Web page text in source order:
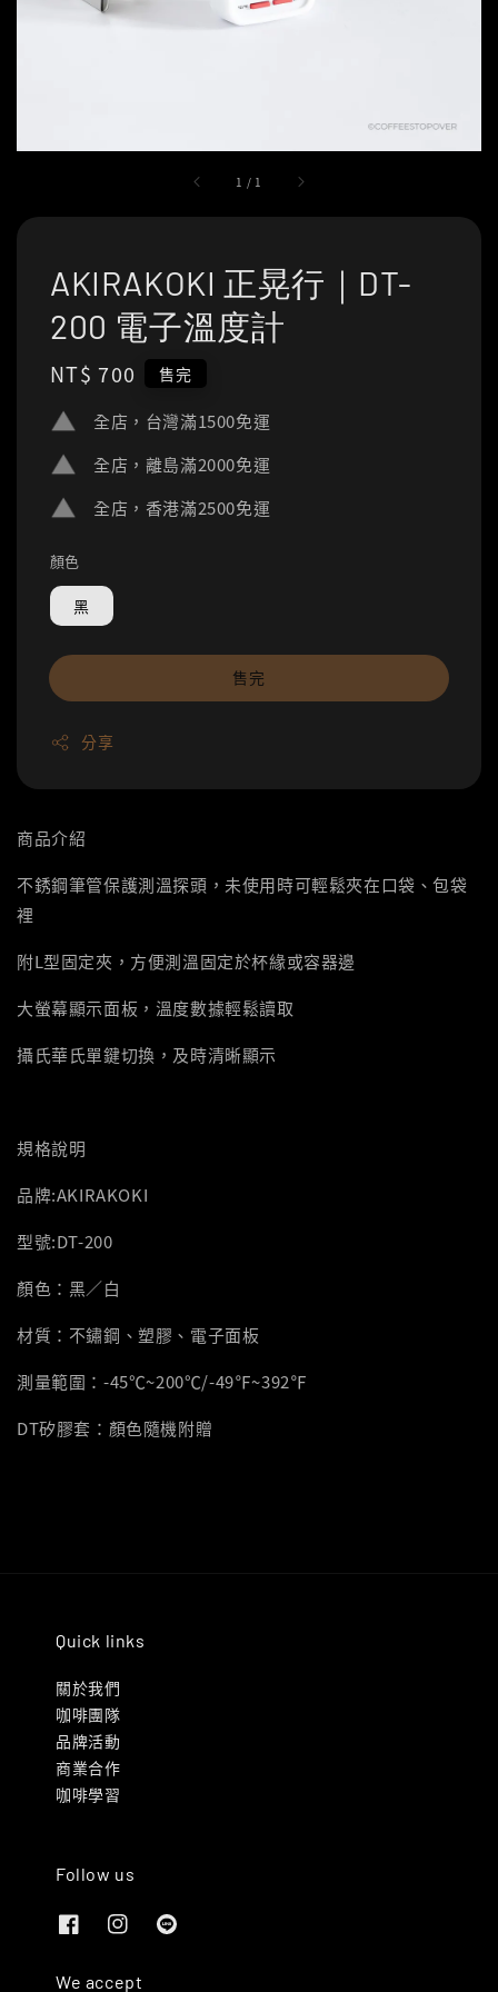
1 / 1
AKIRAKOKI 正晃行｜DT-
200 電子溫度計
Regular
NT$ 700 售完
全店，台灣滿1500免運
全店，離島滿2000免運
全店，香港滿2500免運
顏色
黑
售完
分享
商品介紹
不銹鋼筆管保護測溫探頭，未使用時可輕鬆夾在口袋、包袋
裡
附L型固定夾，方便測溫固定於杯緣或容器邊
大螢幕顯示面板，溫度數據輕鬆讀取
攝氏華氏單鍵切換，及時清晰顯示
規格說明
品牌:AKIRAKOKI
型號:DT-200
顏色：黑／白
材質：不鏽鋼、塑膠、電子面板
測量範圍：-45℃~200℃/-49℉~392℉
DT矽膠套：顏色隨機附贈
Quick links
關於我們
咖啡團隊
品牌活動
商業合作
咖啡學習
Follow us
We accept